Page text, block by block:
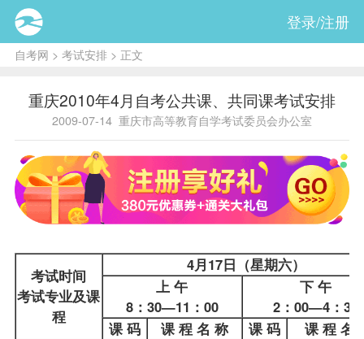
登录/注册
自考网 > 考试安排 > 正文
重庆2010年4月自考公共课、共同课考试安排
2009-07-14 重庆市高等教育自学考试委员会办公室
考试时间
考试专业及课
程
4月17日（星期六）
上 午
8：30—11：00
下 午
2：00—4：30
课 码
课 程 名 称 课 码 课 程 名